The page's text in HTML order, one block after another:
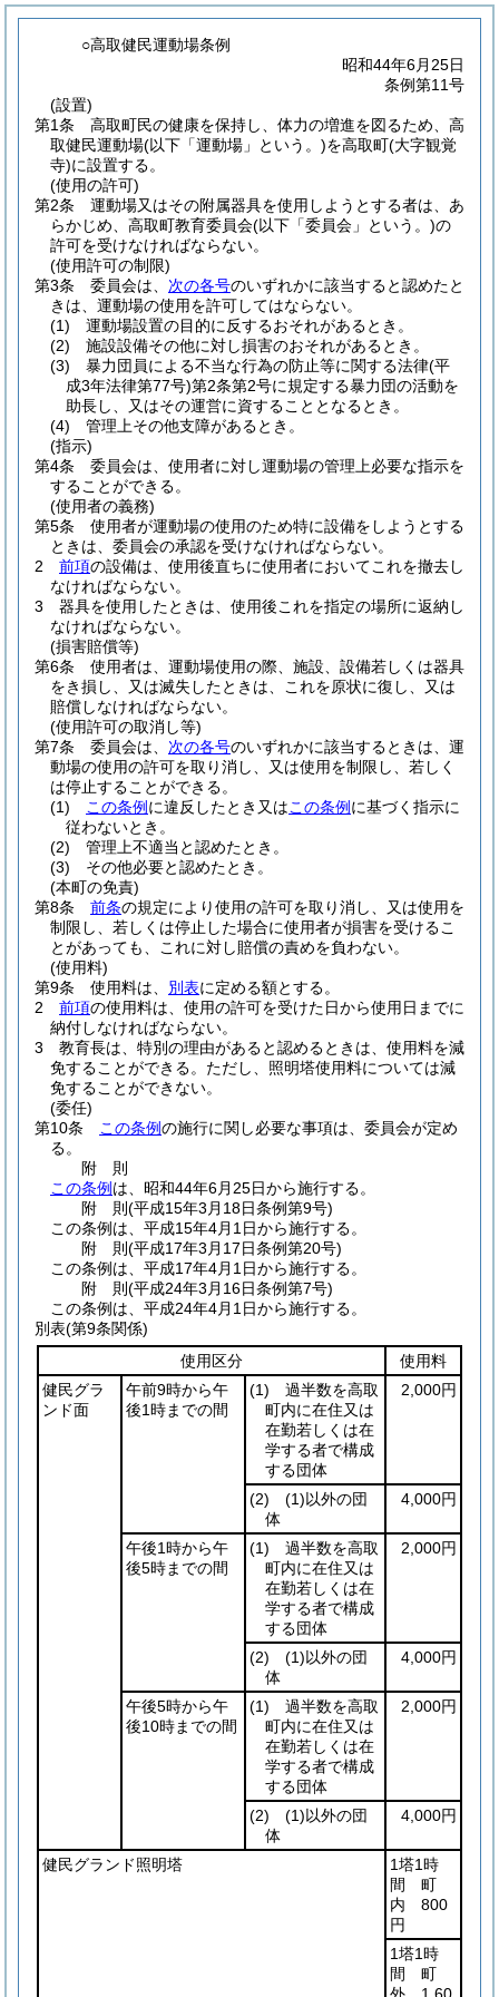
○高取健民運動場条例
昭和44年6月25日
条例第11号
(設置)
第1条
高取町民の健康を保持し、体力の増進を図るため、高
取健民運動場(以下「運動場」という。)を高取町(大字観覚
寺)に設置する。
(使用の許可)
第2条
運動場又はその附属器具を使用しようとする者は、あ
らかじめ、高取町教育委員会(以下「委員会」という。)の
許可を受けなければならない。
(使用許可の制限)
第3条
委員会は、 次の各号のいずれかに該当すると認めたと
きは、運動場の使用を許可してはならない。
(1)
運動場設置の目的に反するおそれがあるとき。
(2)
施設設備その他に対し損害のおそれがあるとき。
(3)
暴力団員による不当な行為の防止等に関する法律(平
成3年法律第77号)第2条第2号に規定する暴力団の活動を
助長し、又はその運営に資することとなるとき。
(4)
管理上その他支障があるとき。
(指示)
第4条
委員会は、使用者に対し運動場の管理上必要な指示を
することができる。
(使用者の義務)
第5条
使用者が運動場の使用のため特に設備をしようとする
ときは、委員会の承認を受けなければならない。
2
前項の設備は、使用後直ちに使用者においてこれを撤去し
なければならない。
3
器具を使用したときは、使用後これを指定の場所に返納し
なければならない。
(損害賠償等)
第6条
使用者は、運動場使用の際、施設、設備若しくは器具
をき損し、又は滅失したときは、これを原状に復し、又は
賠償しなければならない。
(使用許可の取消し等)
第7条
委員会は、 次の各号のいずれかに該当するときは、運
動場の使用の許可を取り消し、又は使用を制限し、若しく
は停止することができる。
(1)
この条例 に違反したとき又はこの条例 に基づく指示に
従わないとき。
(2)
管理上不適当と認めたとき。
(3)
その他必要と認めたとき。
(本町の免責)
第8条
前条の規定により使用の許可を取り消し、又は使用を
制限し、若しくは停止した場合に使用者が損害を受けるこ
とがあっても、これに対し賠償の責めを負わない。
(使用料)
第9条
使用料は、 別表に定める額とする。
2
前項の使用料は、使用の許可を受けた日から使用日までに
納付しなければならない。
3
教育長は、特別の理由があると認めるときは、使用料を減
免することができる。 ただし、照明塔使用料については減
免することができない。
(委任)
第10条
この条例の施行に関し必要な事項は、委員会が定め
る。
附 則
この条例 は、昭和44年6月25日から施行する。
附 則(平成15年3月18日条例第9号)
この条例は、平成15年4月1日から施行する。
附 則(平成17年3月17日条例第20号)
この条例は、平成17年4月1日から施行する。
附 則(平成24年3月16日条例第7号)
この条例は、平成24年4月1日から施行する。
別表(第9条関係)
使用区分
使用料
健民グラ
ンド面
午前9時から午
後1時までの間
(1) 過半数を高取
町内に在住又は
在勤若しくは在
学する者で構成
する団体
2,000円
(2) (1)以外の団
体
4,000円
午後1時から午
後5時までの間
(1) 過半数を高取
町内に在住又は
在勤若しくは在
学する者で構成
する団体
2,000円
(2) (1)以外の団
体
4,000円
午後5時から午
後10時までの間
(1) 過半数を高取
町内に在住又は
在勤若しくは在
学する者で構成
する団体
2,000円
(2) (1)以外の団
体
4,000円
健民グランド照明塔
1塔1時
間 町
内 800
円
1塔1時
間 町